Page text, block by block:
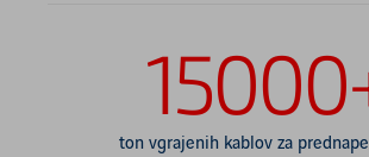
ton vgrajenih kablov za